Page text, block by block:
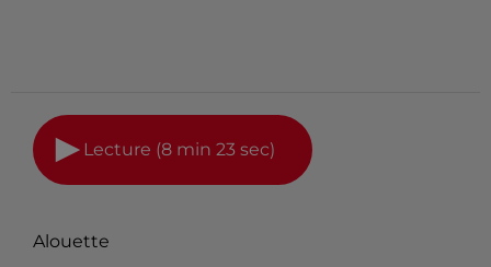
Lecture (8 min 23 sec)
Alouette